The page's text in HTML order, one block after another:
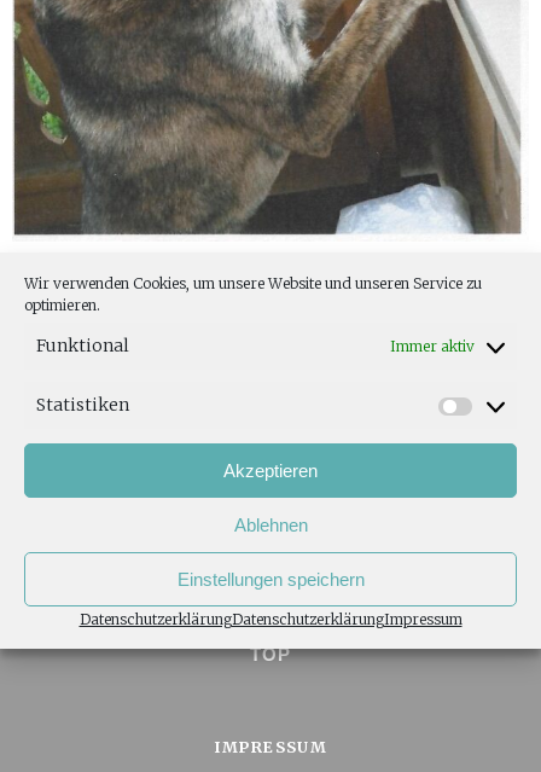
Wir verwenden Cookies, um unsere Website und unseren Service zu
optimieren.
Funktional Immer aktiv
Statistiken
Akzeptieren
Ablehnen
Einstellungen speichern
DatenschutzerklärungDatenschutzerklärungImpressum
JEANNIE
Wir bedanken uns für die jahrelange, liebevolle Betreuung
TOP
IMPRESSUM